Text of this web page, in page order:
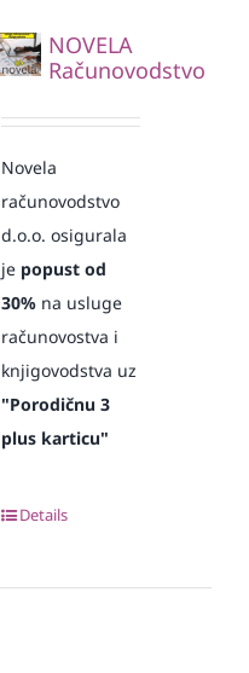
NOVELA
Računovodstvo
Novela
računovodstvo
d.o.o. osigurala
je popust od
30% na usluge
računovostva i
knjigovodstva uz
"Porodičnu 3
plus karticu"
Details